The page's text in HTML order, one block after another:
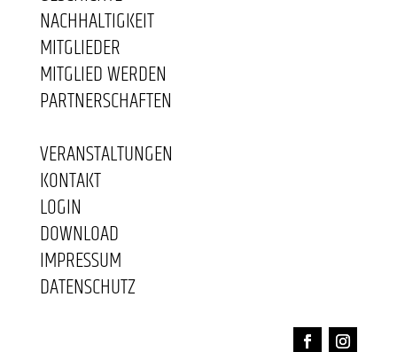
NACHHALTIGKEIT
MITGLIEDER
MITGLIED WERDEN
PARTNERSCHAFTEN
VERANSTALTUNGEN
KONTAKT
LOGIN
DOWNLOAD
IMPRESSUM
DATENSCHUTZ